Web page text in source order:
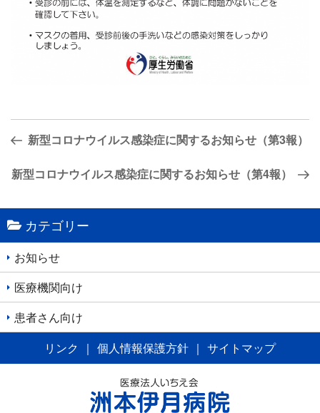
稿
ナ
ゲ
ー
シ
ョ
ン
前
投
新型コロナウイルス感染症に関するお知らせ（第3報）
次
投
稿
新型コロナウイルス感染症に関するお知らせ（第4報）
カテゴリー
お知らせ
医療機関向け
患者さん向け
リンク
｜ 個人情報保護方針 ｜ サイトマップ